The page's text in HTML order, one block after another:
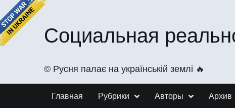
Социальная
©️ Русня палає на українській землі 🔥
Главная Рубрики Авторы Архив